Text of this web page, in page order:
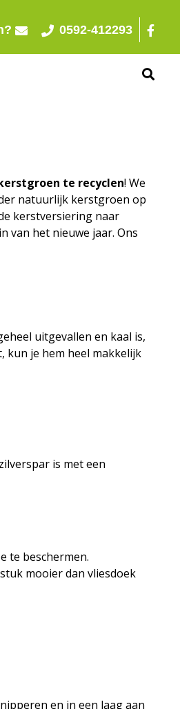
0592-412293
te recyclen! We
natuurlijk kerstgroen op
kerstversiering naar
van het nieuwe jaar. Ons
uitgevallen en kaal is,
kun je hem heel makkelijk
is met een
te beschermen.
mooier dan vliesdoek
en in een laag aan